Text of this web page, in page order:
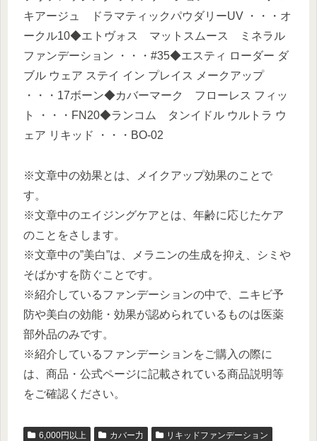
キアージュ ドラマティックパウダリーUV ・・・オ
ークル10◆エトヴォス マットスムース ミネラル
ファンデーション ・・・#35◆エスティ ローダー ダ
ブル ウェア ステイ イン プレイス メークアップ
・・・17ボーン◆カバーマーク フローレス フィッ
ト ・・・FN20◆ランコム タンイドル ウルトラ ウ
ェア リキッド ・・・BO-02
※文章中の効果とは、メイクアップ効果のことで
す。
※文章中のエイジングケアとは、年齢に応じたケア
のことをさします。
※文章中の”美白”は、メラニンの生成を抑え、シミや
そばかすを防ぐことです。
※紹介しているファンデーションの中で、ニキビ予
防や美白の効能・効果が認められているものは医薬
部外品のみです。
※紹介しているファンデーションをご購入の際に
は、商品・公式ページに記載されている商品説明等
をご確認ください。
6,000円以上 カバー力
リキッドファンデーション